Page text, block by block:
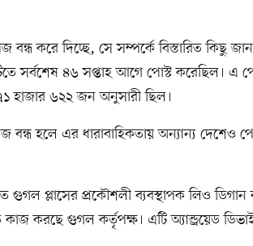
বন্ধ করে দিচ্ছে, সে সম্পর্কে বিস্তারিত কিছু
সর্বশেষ ৪৬ সপ্তাহ আগে পোস্ট করেছিল। এ
হাজার ৬২২ জন অনুসারী ছিল।
হলে এর ধারাবাহিকতায় অন্যান্য দেশেও
গুগল প্লাসের প্রকৌশলী ব্যবস্থাপক লিও
কাজ করছে গুগল কর্তৃপক্ষ। এটি অ্যান্ড্রয়েড